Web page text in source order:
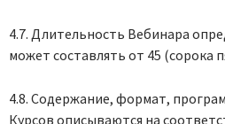
4.7. Длительность Вебинара
может составлять от 45 (сорока
4.8. Содержание, формат,
Курсов описываются на